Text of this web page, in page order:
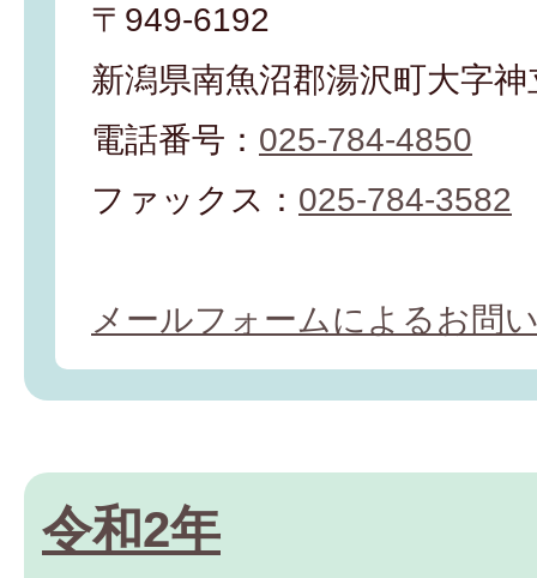
〒949-6192
新潟県南魚沼郡湯沢町大字
電話番号： 025-784-4850
ファックス： 025-784-3582
メールフォームによるお問
令和2年